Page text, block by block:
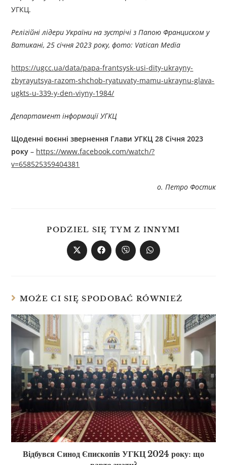
УГКЦ.
Релігійні лідери України на зустрічі з Папою Франциском у
Ватикані, 25 січня 2023 року, фото: Vatican Media
https://ugcc.ua/data/papa-frantsysk-usi-dity-ukrayny-
zbyrayutsya-razom-shchob-ryatuvaty-mamu-ukraynu-glava-
ugkts-u-339-y-den-viyny-1984/
Департамент інформації УГКЦ
Щоденні воєнні звернення Глави УГКЦ 28 Січня 2023
року– https://www.facebook.com/watch/?
v=658525359404381
о. Петро Фостик
PODZIEL SIĘ TYM Z INNYMI
MOŻE CI SIĘ SPODOBAĆ RÓWNIEŻ
Відбувся Синод Єпископів УГКЦ 2024 року: що